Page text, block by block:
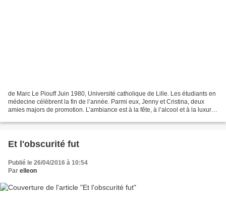
de Marc Le Piouff Juin 1980, Université catholique de Lille. Les étudiants en
médecine célèbrent la fin de l’année. Parmi eux, Jenny et Cristina, deux
amies majors de promotion. L’ambiance est à la fête, à l’alcool et à la luxure.
Et l'obscurité fut
Publié le 26/04/2016 à 10:54
Par elleon